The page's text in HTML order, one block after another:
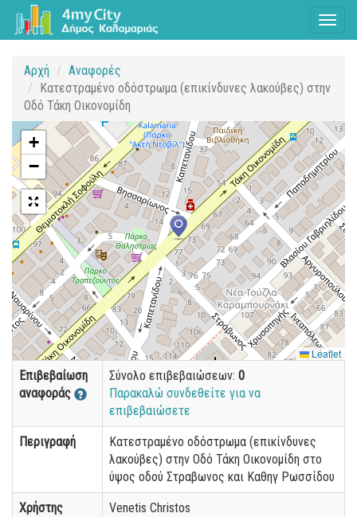
Αρχή
Αναφορές
Κατεστραμένο οδόστρωμα (επικίνδυνες λακούβες) στην
Οδό Τάκη Οικονομίδη
+
−
Leaflet
Επιβεβαίωση
αναφοράς
Σύνολο επιβεβαιώσεων: 0
Παρακαλώ συνδεθείτε για να
επιβεβαιώσετε
Περιγραφή
Κατεστραμένο οδόστρωμα (επικίνδυνες
λακούβες) στην Οδό Τάκη Οικονομίδη στο
ύψος οδού Στραβωνος και Καθηγ Ρωσσίδου
Χρήστης Venetis Christos